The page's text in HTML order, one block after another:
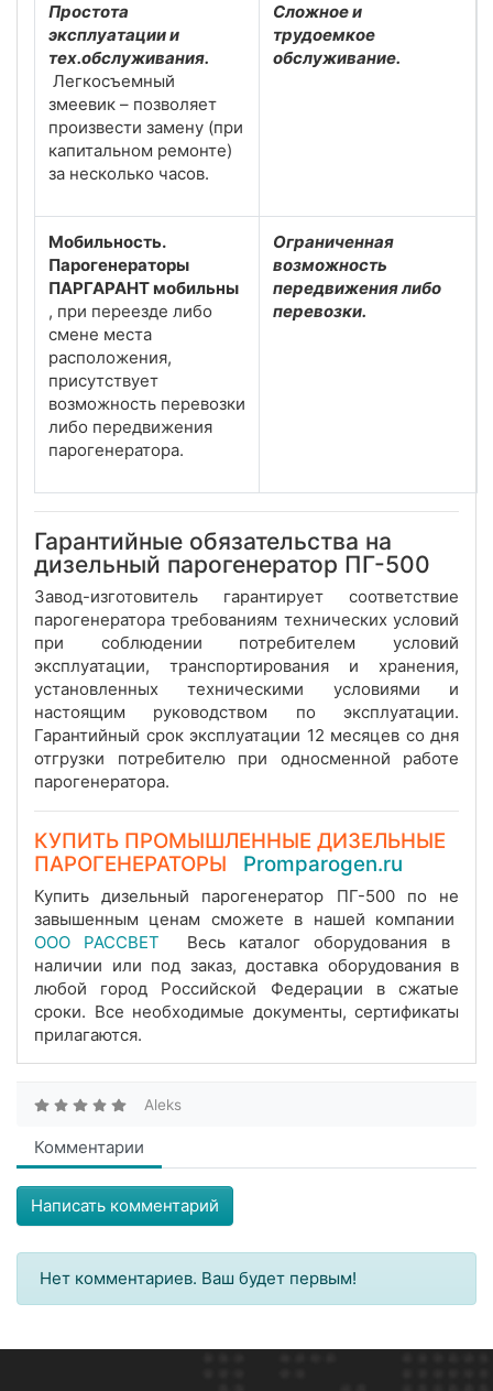
Простота
эксплуатации и
тех.обслуживания.
Легкосъемный
змеевик – позволяет
произвести замену (при
капитальном ремонте)
за несколько часов.
Сложное и
трудоемкое
обслуживание.
Мобильность.
Парогенераторы
ПАРГАРАНТ мобильны
, при переезде либо
смене места
расположения,
присутствует
возможность перевозки
либо передвижения
парогенератора.
Ограниченная
возможность
передвижения либо
перевозки.
Гарантийные обязательства на
дизельный парогенератор ПГ-500
Завод-изготовитель гарантирует соответствие
парогенератора требованиям технических условий
при соблюдении потребителем условий
эксплуатации, транспортирования и хранения,
установленных техническими условиями и
настоящим руководством по эксплуатации.
Гарантийный срок эксплуатации 12 месяцев со дня
отгрузки потребителю при односменной работе
парогенератора.
КУПИТЬ ПРОМЫШЛЕННЫЕ ДИЗЕЛЬНЫЕ
ПАРОГЕНЕРАТОРЫ
Promparogen.ru
Купить дизельный парогенератор ПГ-500 по не
завышенным ценам сможете в нашей компании
ООО РАССВЕТ
Весь каталог оборудования в
наличии или под заказ, доставка оборудования в
любой город Российской Федерации в сжатые
сроки. Все необходимые документы, сертификаты
прилагаются.
Aleks
Комментарии
Написать комментарий
Нет комментариев. Ваш будет первым!